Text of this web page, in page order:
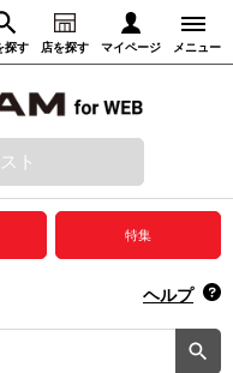
探す 店を探す マイページ メニュー
録音からさがす
ト
特集
ヘルプ